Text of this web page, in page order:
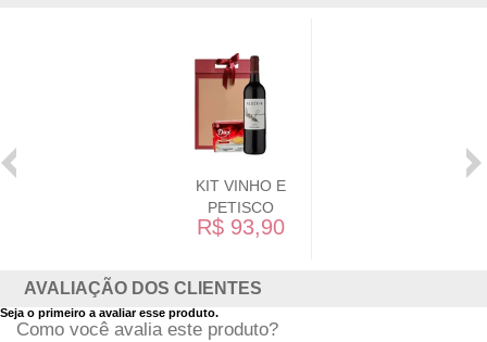
KIT VINHO E
PETISCO
R$ 93,90
AVALIAÇÃO DOS CLIENTES
Seja o primeiro a avaliar esse produto.
Como você avalia este produto?